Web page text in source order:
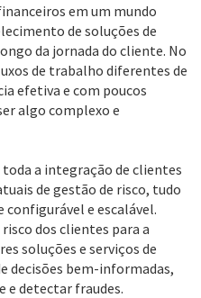
em um mundo
de soluções de
da jornada do cliente. No
de trabalho diferentes de
efetiva e com poucos
algo complexo e
a integração de clientes
de gestão de risco, tudo
e escalável.
dos clientes para a
soluções e serviços de
decisões bem-informadas,
e detectar fraudes.